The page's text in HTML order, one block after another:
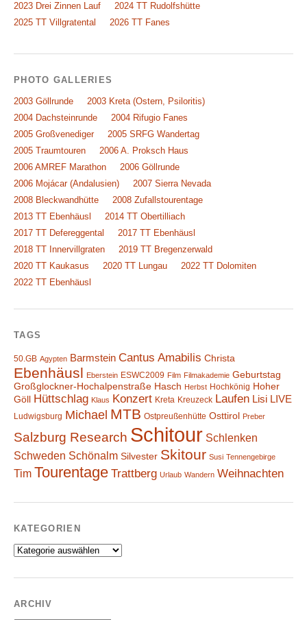
2023 Drei Zinnen Lauf
2024 TT Rudolfshütte
2025 TT Villgratental
2026 TT Fanes
PHOTO GALLERIES
2003 Göllrunde
2003 Kreta (Ostern, Psiloritis)
2004 Dachsteinrunde
2004 Rifugio Fanes
2005 Großvenediger
2005 SRFG Wandertag
2005 Traumtouren
2006 A. Proksch Haus
2006 AMREF Marathon
2006 Göllrunde
2006 Mojácar (Andalusien)
2007 Sierra Nevada
2008 Bleckwandhütte
2008 Zufallstourentage
2013 TT Ebenhäusl
2014 TT Obertilliach
2017 TT Defereggental
2017 TT Ebenhäusl
2018 TT Innervillgraten
2019 TT Bregenzerwald
2020 TT Kaukasus
2020 TT Lungau
2022 TT Dolomiten
2022 TT Ebenhäusl
TAGS
50.GB Agypten Barmstein Cantus Amabilis Christa
Ebenhäusl Eberstein ESWC2009 Film Filmakademie Geburtstag
Großglockner-Hochalpenstraße Hasch Herbst Hochkönig Hoher
Göll
Hüttschlag Klaus Konzert Kreta Kreuzeck Laufen Lisi LIVE
Ludwigsburg Michael MTB Ostpreußenhütte Osttirol Preber
Salzburg Research Schitour Schlenken
Schweden Schönalm Silvester Skitour Susi Tennengebirge
Tim Tourentage Trattberg Urlaub Wandern Weihnachten
KATEGORIEN
Kategorien
ARCHIV